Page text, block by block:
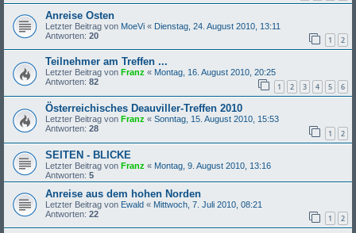
Anreise Osten
Letzter Beitrag von MoeVi « Dienstag, 24. August 2010, 13:11
Antworten: 20 1 2
Teilnehmer am Treffen ...
Letzter Beitrag von Franz « Montag, 16. August 2010, 20:25
Antworten: 82 1 2 3 4 5 6
Österreichisches Deauviller-Treffen 2010
Letzter Beitrag von Franz « Sonntag, 15. August 2010, 15:53
Antworten: 28 1 2
SEITEN - BLICKE
Letzter Beitrag von Franz « Montag, 9. August 2010, 13:16
Antworten: 5
Anreise aus dem hohen Norden
Letzter Beitrag von Ewald « Mittwoch, 7. Juli 2010, 08:21
Antworten: 22 1 2